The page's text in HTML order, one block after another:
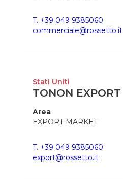
T. +39 049 9385060
commerciale@rossetto.it
Stati Uniti
TONON EXPORT
Area
EXPORT MARKET
T. +39 049 9385060
export@rossetto.it